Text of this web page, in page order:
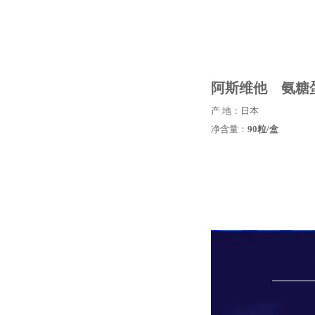
阿斯维他 氨糖
产 地：日本
净含量： 90粒/盒